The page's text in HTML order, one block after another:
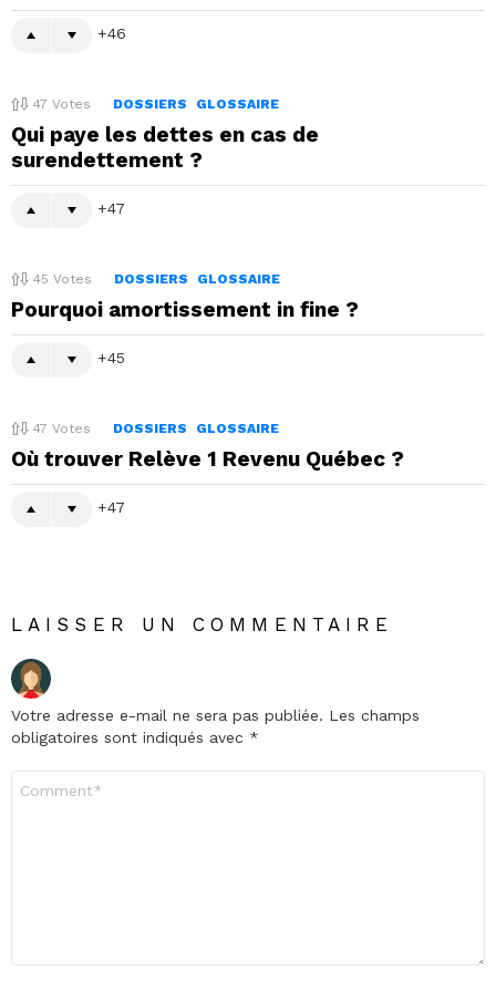
46
47 Votes DOSSIERS GLOSSAIRE
Qui paye les dettes en cas de
surendettement ?
47
45 Votes DOSSIERS GLOSSAIRE
Pourquoi amortissement in fine ?
45
47 Votes DOSSIERS GLOSSAIRE
Où trouver Relève 1 Revenu Québec ?
47
LAISSER UN COMMENTAIRE
Votre adresse e-mail ne sera pas publiée. Les champs
obligatoires sont indiqués avec *